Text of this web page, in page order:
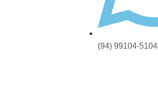
(94) 99104-5104